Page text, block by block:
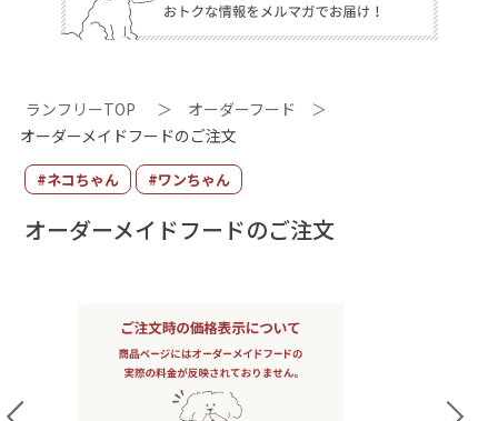
ランフリーTOP ＞ オーダーフード
＞
オーダーメイドフードのご注文
#ネコちゃん #ワンちゃん
オーダーメイドフードのご注文